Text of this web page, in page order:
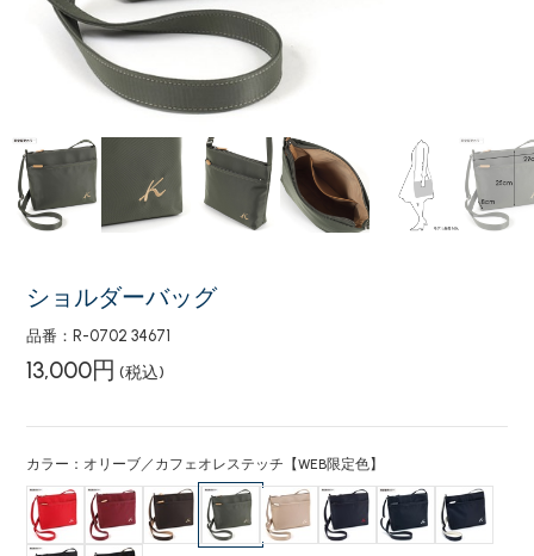
ショルダーバッグ
品番：R-0702 34671
13,000円 (税込)
カラー：オリーブ／カフェオレステッチ【WEB限定色】